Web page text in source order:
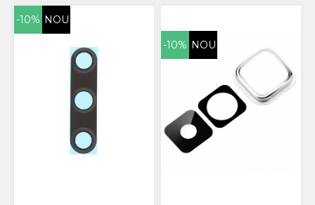
Google
HTC
Touchscreen Huawei
-10% NOU
-10% NOU